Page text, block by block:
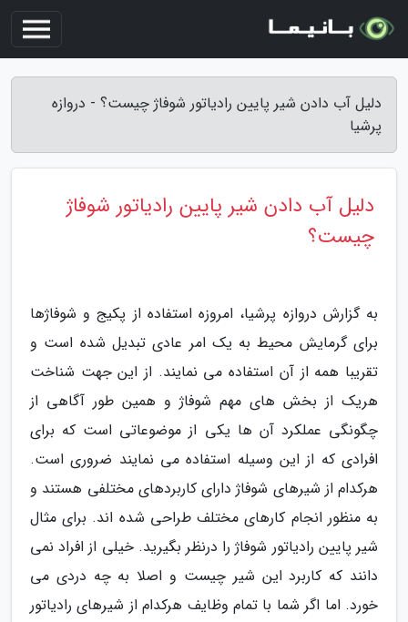
دلیل آب دادن شیر پایین رادیاتور شوفاژ چیست؟ - دروازه
پرشیا
دلیل آب دادن شیر پایین رادیاتور شوفاژ
چیست؟
به گزارش دروازه پرشیا، امروزه استفاده از پکیج و شوفاژها
برای گرمایش محیط به یک امر عادی تبدیل شده است و
تقریبا همه از آن استفاده می نمایند. از این جهت شناخت
هریک از بخش های مهم شوفاژ و همین طور آگاهی از
چگونگی عملکرد آن ها یکی از موضوعاتی است که برای
افرادی که از این وسیله استفاده می نمایند ضروری است.
هرکدام از شیرهای شوفاژ دارای کاربردهای مختلفی هستند و
به منظور انجام کارهای مختلف طراحی شده اند. برای مثال
شیر پایین رادیاتور شوفاژ را درنظر بگیرید. خیلی از افراد نمی
دانند که کاربرد این شیر چیست و اصلا به چه دردی می
خورد. اما اگر شما با تمام وظایف هرکدام از شیرهای رادیاتور